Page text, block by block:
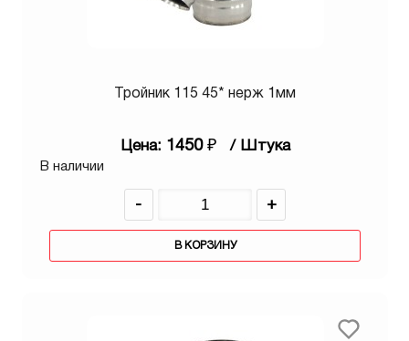
Тройник 115 45* нерж 1мм
Цена: 1450 ₽ / Штука
В наличии
- +
В КОРЗИНУ